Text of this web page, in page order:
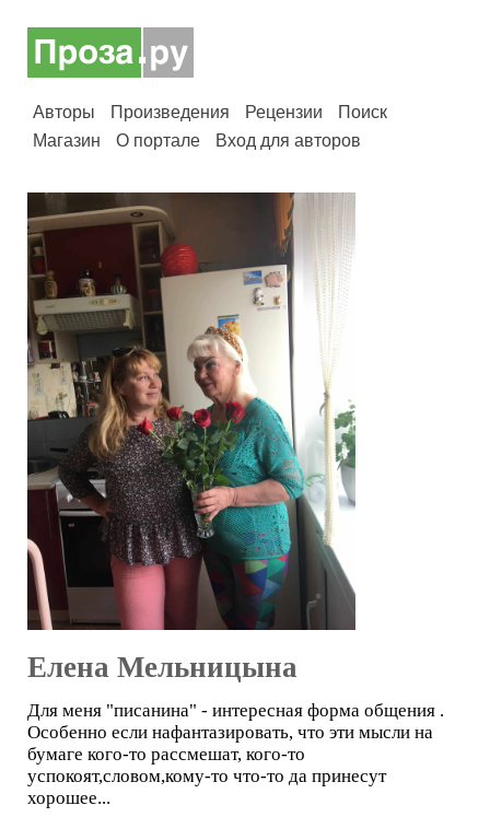
Авторы Произведения Рецензии
Поиск
Магазин
О портале Вход для авторов
Елена Мельницына
Для меня "писанина" - интересная форма общения .
Особенно если нафантазировать, что эти мысли на
бумаге кого-то рассмешат, кого-то
успокоят,словом,кому-то что-то да принесут
хорошее...